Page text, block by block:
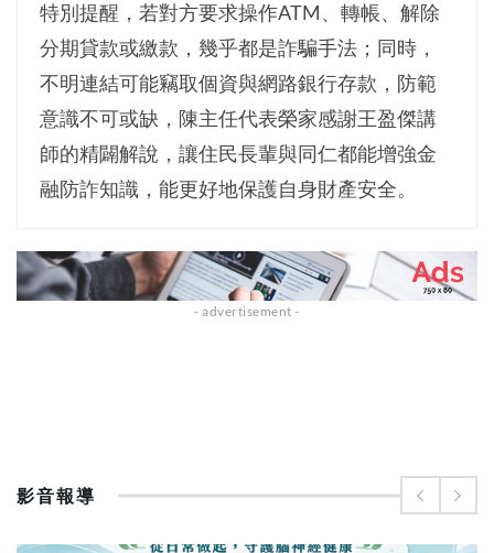
特別提醒，若對方要求操作ATM、轉帳、解除
分期貸款或繳款，幾乎都是詐騙手法；同時，
不明連結可能竊取個資與網路銀行存款，防範
意識不可或缺，陳主任代表榮家感謝王盈傑講
師的精闢解說，讓住民長輩與同仁都能增強金
融防詐知識，能更好地保護自身財產安全。
影音報導